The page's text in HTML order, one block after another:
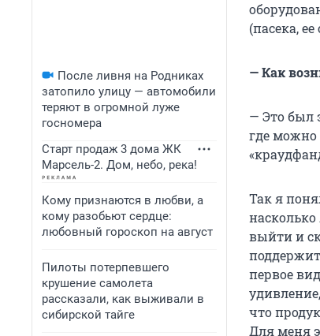
После ливня на Родниках
затопило улицу — автомобили
теряют в огромной луже
госномера
Старт продаж 3 дома ЖК
Марсель-2. Дом, небо, река!
Кому признаются в любви, а
кому разобьют сердце:
любовный гороскоп на август
Пилоты потерпевшего
крушение самолета
рассказали, как выживали в
сибирской тайге
(пасека,
— Как
— Это был
где можно
Так я
выйти и
первое
что
Для меня